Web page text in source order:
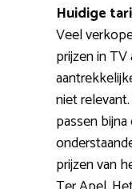
Huidige
Veel
prijzen in
niet
passen
prijzen van